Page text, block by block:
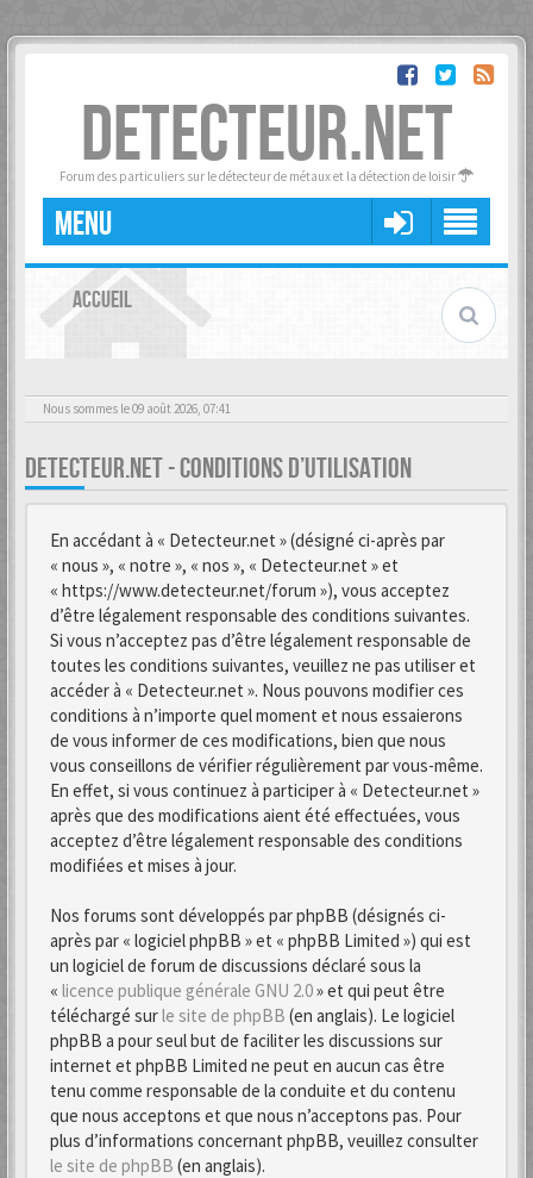
DETECTEUR.NET
Forum des particuliers sur le détecteur de métaux et la détection de loisir
MENU
ACCUEIL
Nous sommes le 09 août 2026, 07:41
DETECTEUR.NET - CONDITIONS D’UTILISATION
En accédant à « Detecteur.net » (désigné ci-après par
« nous », « notre », « nos », « Detecteur.net » et
« https://www.detecteur.net/forum »), vous acceptez
d’être légalement responsable des conditions suivantes.
Si vous n’acceptez pas d’être légalement responsable de
toutes les conditions suivantes, veuillez ne pas utiliser et
accéder à « Detecteur.net ». Nous pouvons modifier ces
conditions à n’importe quel moment et nous essaierons
de vous informer de ces modifications, bien que nous
vous conseillons de vérifier régulièrement par vous-même.
En effet, si vous continuez à participer à « Detecteur.net »
après que des modifications aient été effectuées, vous
acceptez d’être légalement responsable des conditions
modifiées et mises à jour.
Nos forums sont développés par phpBB (désignés ci-
après par « logiciel phpBB » et « phpBB Limited ») qui est
un logiciel de forum de discussions déclaré sous la
« licence publique générale GNU 2.0» et qui peut être
téléchargé surle site de phpBB (en anglais). Le logiciel
phpBB a pour seul but de faciliter les discussions sur
internet et phpBB Limited ne peut en aucun cas être
tenu comme responsable de la conduite et du contenu
que nous acceptons et que nous n’acceptons pas. Pour
plus d’informations concernant phpBB, veuillez consulter
le site de phpBB (en anglais).